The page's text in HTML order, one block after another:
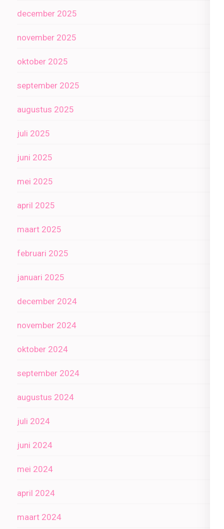
december 2025
november 2025
oktober 2025
september 2025
augustus 2025
juli 2025
juni 2025
mei 2025
april 2025
maart 2025
februari 2025
januari 2025
december 2024
november 2024
oktober 2024
september 2024
augustus 2024
juli 2024
juni 2024
mei 2024
april 2024
maart 2024